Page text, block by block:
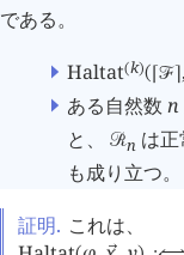
である。
Haltat(k)( 󰒝 ,
ある自然数 n
と、
󰒩n は
も成り立つ。
証明. これは、